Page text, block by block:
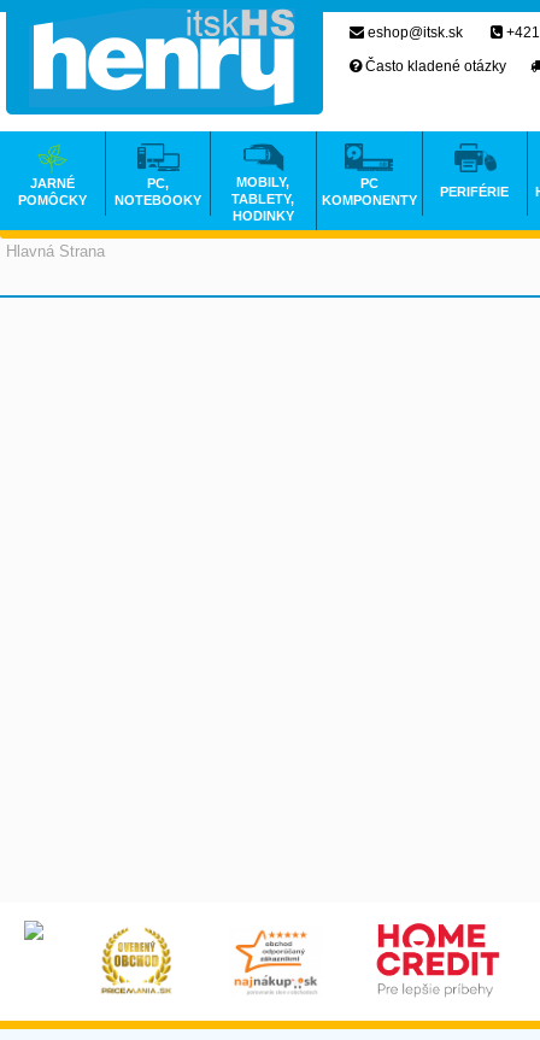
Hlavná Strana
eshop@itsk.sk
Často kladené otázky
JARNÉ
POMÔCKY
PC,
NOTEBOOKY
MOBILY,
TABLETY,
HODINKY
PC
KOMPONENTY
PERIFÉRIE